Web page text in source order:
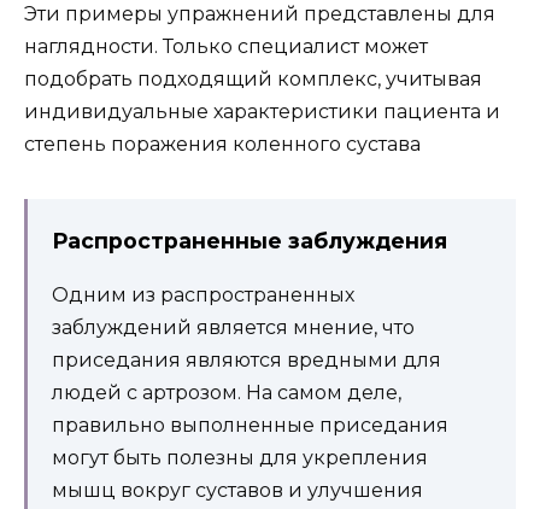
Эти примеры упражнений представлены для
наглядности. Только специалист может
подобрать подходящий комплекс, учитывая
индивидуальные характеристики пациента и
степень поражения коленного сустава
Распространенные заблуждения
Одним из распространенных
заблуждений является мнение, что
приседания являются вредными для
людей с артрозом. На самом деле,
правильно выполненные приседания
могут быть полезны для укрепления
мышц вокруг суставов и улучшения